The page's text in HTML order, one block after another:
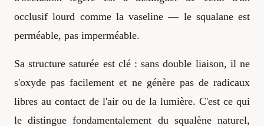
occlusif lourd comme la vaseline — le squalane est
perméable, pas imperméable.
Sa structure saturée est clé : sans double liaison, il ne
s'oxyde pas facilement et ne génère pas de radicaux
libres au contact de l'air ou de la lumière. C'est ce qui
le distingue fondamentalement du squalène naturel,